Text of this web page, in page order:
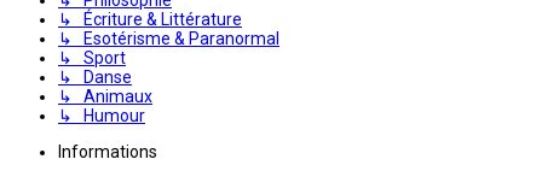
↳ Écriture & Littérature
↳ Esotérisme & Paranormal
↳ Sport
↳ Danse
↳ Animaux
↳ Humour
Informations